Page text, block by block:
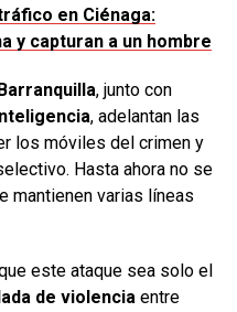
en Ciénaga:
y capturan a un hombre
, junto con
, adelantan las
los móviles del crimen y
Hasta ahora no se
mantienen varias líneas
este ataque sea solo el
de violencia entre